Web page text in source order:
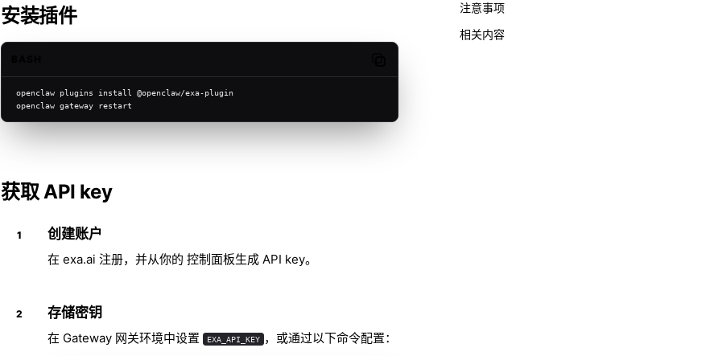
安装插件
openclaw plugins install @openclaw/exa-plugin
openclaw gateway restart
获取 API key
创建账户
在 exa.ai 注册，并从你的 控制面板生成 API key。
存储密钥
在 Gateway 网关环境中设置 EXA_API_KEY ，或通过以下命令配置：
注意事项
相关内容